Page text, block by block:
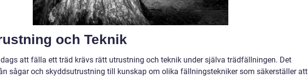
och Teknik
dags att fälla ett träd krävs rätt utrustning och teknik under själva trädfällningen. Det
sågar och skyddsutrustning till kunskap om olika fällningstekniker som säkerställer att